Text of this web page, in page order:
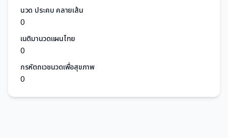
นวด ประคบ คลายเส้น
0
เนติมานวดแผนไทย
0
กรหัตถเวชนวดเพื่อสุขภาพ
0